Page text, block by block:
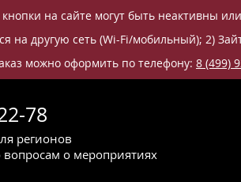
на сайте могут быть неактивны
на другую сеть (Wi-Fi/мобильный); 2)
можно оформить по телефону: 8 (499)
78
вопросам о мероприятиях
регионов